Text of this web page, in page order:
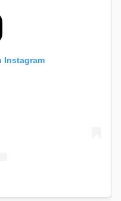
Instagram